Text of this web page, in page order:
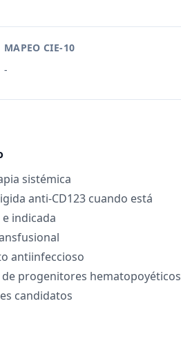
MAPEO CIE-10
-
sistémica
anti-CD123 cuando está
indicada
antiinfeccioso
progenitores hematopoyéticos
candidatos